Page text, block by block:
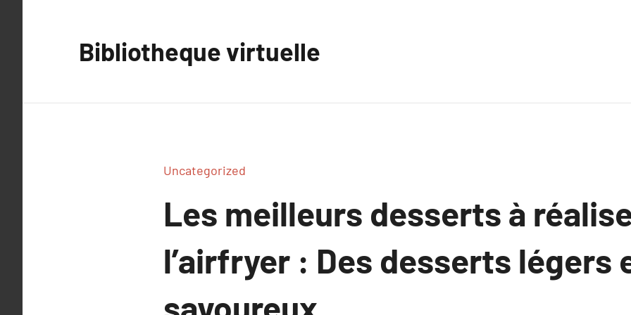
Bibliotheque virtuelle
Uncategorized
Les meilleurs desserts à
l’airfryer : Des desserts légers